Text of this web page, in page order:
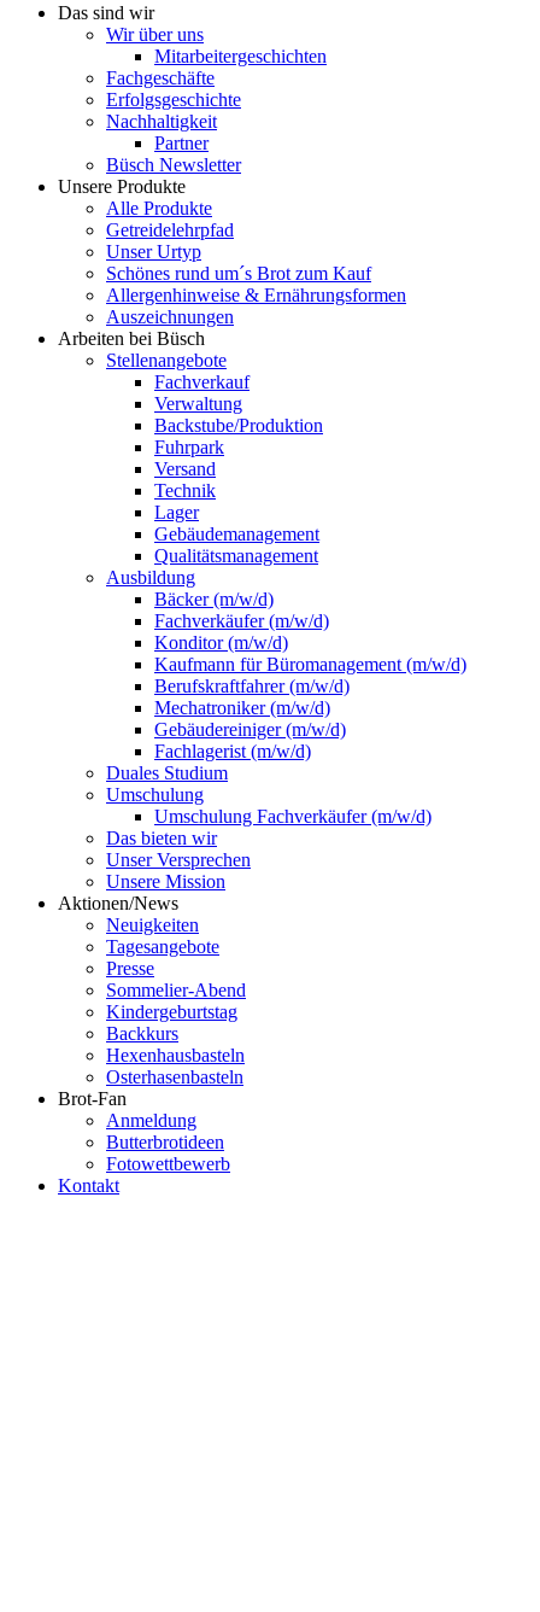
Das sind wir
Wir über uns
Mitarbeitergeschichten
Fachgeschäfte
Erfolgsgeschichte
Nachhaltigkeit
Partner
Büsch Newsletter
Unsere Produkte
Alle Produkte
Getreidelehrpfad
Unser Urtyp
Schönes rund um´s Brot zum Kauf
Allergenhinweise & Ernährungsformen
Auszeichnungen
Arbeiten bei Büsch
Stellenangebote
Fachverkauf
Verwaltung
Backstube/Produktion
Fuhrpark
Versand
Technik
Lager
Gebäudemanagement
Qualitätsmanagement
Ausbildung
Bäcker (m/w/d)
Fachverkäufer (m/w/d)
Konditor (m/w/d)
Kaufmann für Büromanagement (m/w/d)
Berufskraftfahrer (m/w/d)
Mechatroniker (m/w/d)
Gebäudereiniger (m/w/d)
Fachlagerist (m/w/d)
Duales Studium
Umschulung
Umschulung Fachverkäufer (m/w/d)
Das bieten wir
Unser Versprechen
Unsere Mission
Aktionen/News
Neuigkeiten
Tagesangebote
Presse
Sommelier-Abend
Kindergeburtstag
Backkurs
Hexenhausbasteln
Osterhasenbasteln
Brot-Fan
Anmeldung
Butterbrotideen
Fotowettbewerb
Kontakt